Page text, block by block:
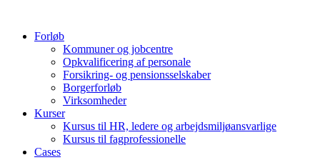
indholdForløb
Kommuner og jobcentre
Opkvalificering af personale
Forsikring- og pensionsselskaber
Borgerforløb
Virksomheder
Kurser
Kursus til HR, ledere og arbejdsmiljøansvarlige
Kursus til fagprofessionelle
Cases